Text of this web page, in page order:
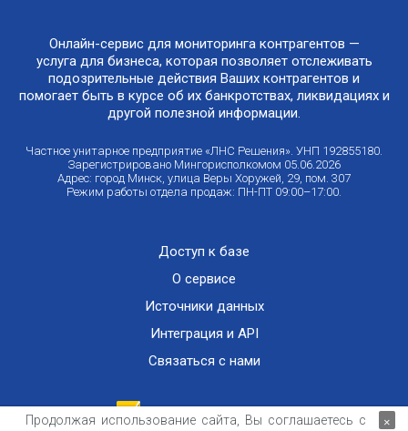
Онлайн-сервис для мониторинга контрагентов —
услуга для бизнеса, которая позволяет отслеживать
подозрительные действия Ваших контрагентов и
помогает быть в курсе об их банкротствах, ликвидациях и
другой полезной информации.
Частное унитарное предприятие «ЛНС Решения». УНП 192855180.
Зарегистрировано Мингорисполкомом 05.06.2026
Адрес: город Минск, улица Веры Хоружей, 29, пом. 307
Режим работы отдела продаж: ПН-ПТ 09:00–17:00.
Доступ к базе
О сервисе
Источники данных
Интеграция и API
Связаться с нами
Продолжая использование сайта, Вы соглашаетесь с ×